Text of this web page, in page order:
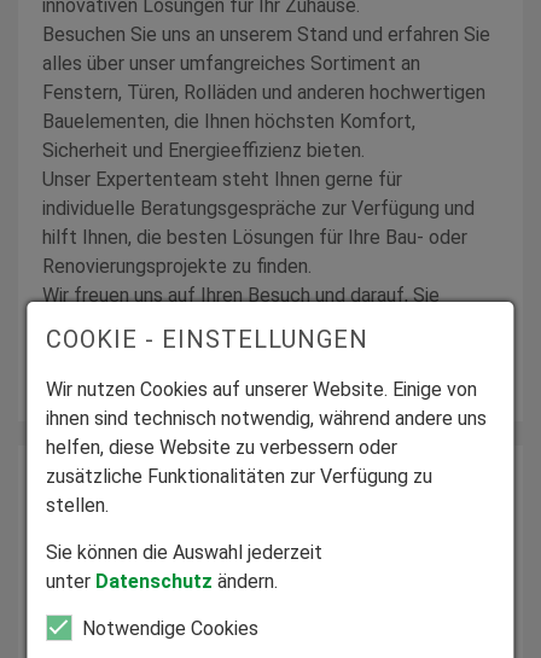
innovativen Lösungen für Ihr Zuhause.
Besuchen Sie uns an unserem Stand und erfahren Sie
alles über unser umfangreiches Sortiment an
Fenstern, Türen, Rolläden und anderen hochwertigen
Bauelementen, die Ihnen höchsten Komfort,
Sicherheit und Energieeffizienz bieten.
Unser Expertenteam steht Ihnen gerne für
individuelle Beratungsgespräche zur Verfügung und
hilft Ihnen, die besten Lösungen für Ihre Bau- oder
Renovierungsprojekte zu finden.
Wir freuen uns auf Ihren Besuch und darauf, Sie
Weiterlesen
Grüne Tage Thüringen 2026
COOKIE - EINSTELLUNGEN
Wir nutzen Cookies auf unserer Website. Einige von
ihnen sind technisch notwendig, während andere uns
helfen, diese Website zu verbessern oder
zusätzliche Funktionalitäten zur Verfügung zu
stellen.
Sie können die Auswahl jederzeit
unter Datenschutz ändern.
Notwendige Cookies